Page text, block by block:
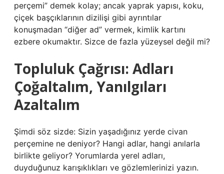
perçemi” demek kolay; ancak yaprak yapısı, koku,
çiçek başçıklarının dizilişi gibi ayrıntılar
konuşmadan “diğer ad” vermek, kimlik kartını
ezbere okumaktır. Sizce de fazla yüzeysel değil mi?
Topluluk Çağrısı: Adları
Çoğaltalım, Yanılgıları
Azaltalım
Şimdi söz sizde: Sizin yaşadığınız yerde civan
perçemine ne deniyor? Hangi adlar, hangi anılarla
birlikte geliyor? Yorumlarda yerel adları,
duyduğunuz karışıklıkları ve gözlemlerinizi yazın.